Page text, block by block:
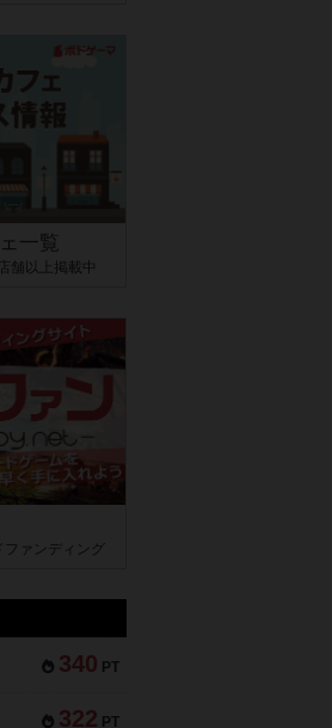
一覧
舗以上掲載中
ァンディング
340 PT
322 PT